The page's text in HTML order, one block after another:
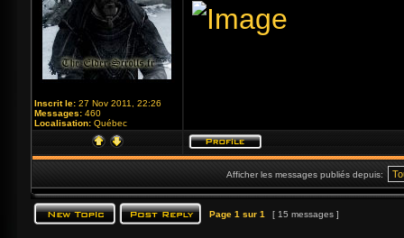
Inscrit le: 27 Nov 2011, 22:26
Messages: 460
Localisation: Québec
Afficher les messages publiés depuis:
Page 1 sur 1 [ 15 messages ]